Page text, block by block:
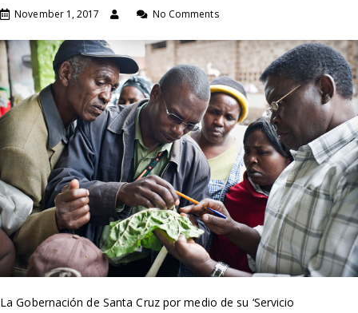
November 1, 2017 No Comments
La Gobernación de Santa Cruz por medio de su ‘Servicio